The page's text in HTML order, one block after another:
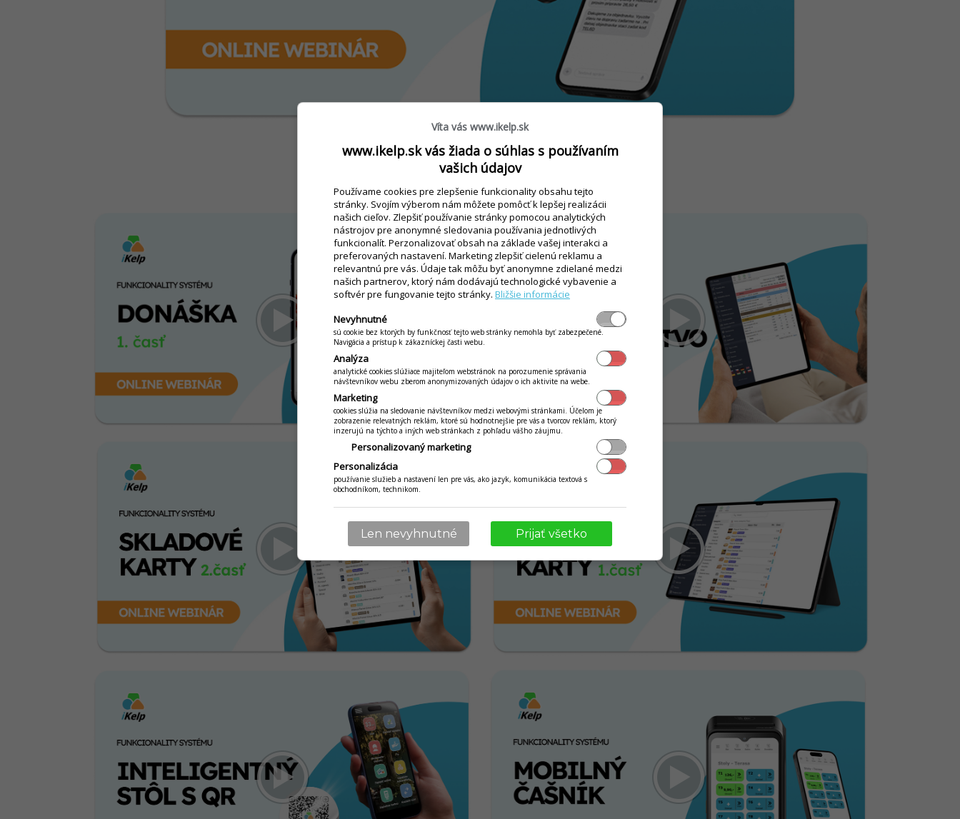
Pozrite si všetky časti:
Víta vás www.ikelp.sk
www.ikelp.sk vás žiada o súhlas s používaním
vašich údajov
Používame cookies pre zlepšenie funkcionality obsahu tejto
stránky. Svojím výberom nám môžete pomôcť k lepšej realizácii
našich cieľov. Zlepšiť používanie stránky pomocou analytických
nástrojov pre anonymné sledovania používania jednotlivých
funkcionalít. Perzonalizovať obsah na základe vašej interakci a
preferovaných nastavení. Marketing zlepšiť cielenú reklamu a
relevantnú pre vás. Údaje tak môžu byť anonymne zdielané medzi
našich partnerov, ktorý nám dodávajú technologické vybavenie a
softvér pre fungovanie tejto stránky. Bližšie informácie
Nevyhnutné
sú cookie bez ktorých by funkčnosť tejto web stránky nemohla byť zabezpečené.
Navigácia a prístup k zákazníckej časti webu.
Analýza
analytické cookies slúžiace majiteľom webstránok na porozumenie správania
návštevníkov webu zberom anonymizovaných údajov o ich aktivite na webe.
Marketing
cookies slúžia na sledovanie návštevníkov medzi webovými stránkami. Účelom je
zobrazenie relevatných reklám, ktoré sú hodnotnejšie pre vás a tvorcov reklám, ktorý
inzerujú na týchto a iných web stránkach z pohľadu vášho záujmu.
Personalizovaný marketing
Personalizácia
používanie služieb a nastavení len pre vás, ako jazyk, komunikácia textová s
obchodníkom, technikom.
Len nevyhnutné Prijať všetko